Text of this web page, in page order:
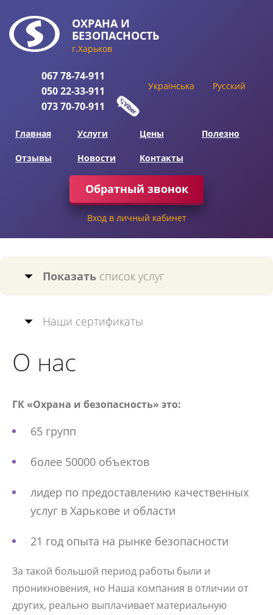
ОХРАНАИ
БЕЗОПАСНОСТЬ
г.Харьков
06778-74-911
05022-33-911
07370-70-911
Українська Русский
Главная Услуги Цены Полезно
Отзывы Новости Контакты
Обратный звонок
Вход в личный кабинет
Показать список услуг
Наши сертификаты
О нас
ГК «Охрана и безопасность» это:
65 групп
более 50000 объектов
лидер по предоставлению качественных
услуг в Харькове и области
21 год опыта на рынке безопасности
За такой большой период работы были и
проникновения, но Наша компания в отличии от
других, реально выплачивает материальную